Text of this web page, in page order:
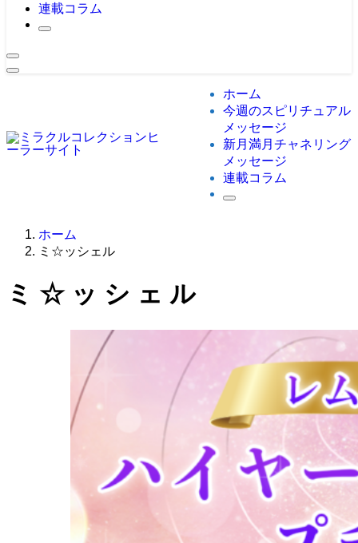
連載コラム
ホーム
今週のスピリチュアル
メッセージ
新月満月チャネリング
メッセージ
連載コラム
ホーム
ミ☆ッシェル
ミ☆ッシェル